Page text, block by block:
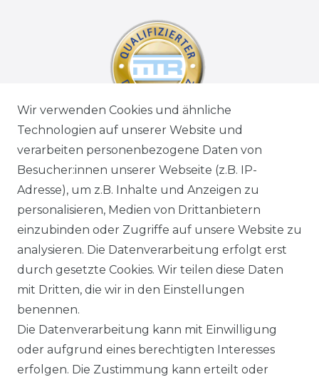
Wir verwenden Cookies und ähnliche
Technologien auf unserer Website und
verarbeiten personenbezogene Daten von
Besucher:innen unserer Webseite (z.B. IP-
Adresse), um z.B. Inhalte und Anzeigen zu
personalisieren, Medien von Drittanbietern
einzubinden oder Zugriffe auf unsere Website zu
analysieren. Die Datenverarbeitung erfolgt erst
durch gesetzte Cookies. Wir teilen diese Daten
mit Dritten, die wir in den Einstellungen
benennen.
Die Datenverarbeitung kann mit Einwilligung
oder aufgrund eines berechtigten Interesses
erfolgen. Die Zustimmung kann erteilt oder